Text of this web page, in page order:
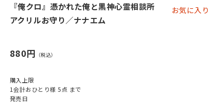
『俺クロ』憑かれた俺と黒神心霊相談所
アクリルお守り／ナナエム
お気に入り
880円
購入上限
1会計おひとり様 5点 まで
発売日